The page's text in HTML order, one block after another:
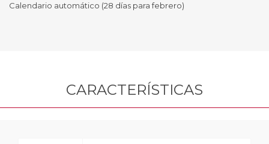
Calendario automático (28 días para febrero)
CARACTERÍSTICAS